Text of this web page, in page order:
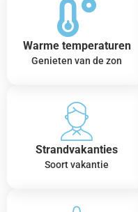
Warme temperaturen
Genieten van de zon
Strandvakanties
Soort vakantie